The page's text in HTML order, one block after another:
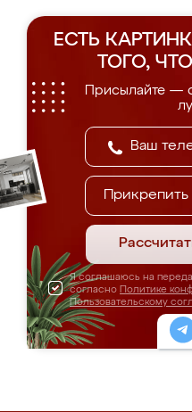
ЕСТЬ
ТОГО,
Присылайте —
Я соглашаюсь на
согласно Политике
Пользовательскому